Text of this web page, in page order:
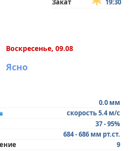
Закат 19:30
Воскресенье, 09.08
Ясно
0.0 мм
скорость 5.4 м/с
37 - 95%
684 - 686 мм рт.ст.
9